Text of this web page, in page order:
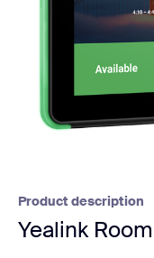
Product description
Yealink